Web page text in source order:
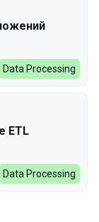
Data Processing
ETL
Data Processing